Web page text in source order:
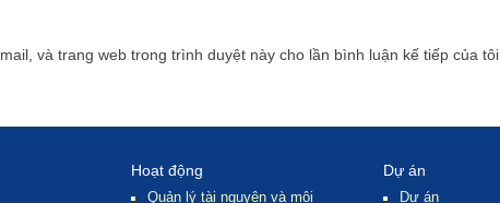
và trang web trong trình duyệt này cho lần bình luận kế tiếp của tôi.
Hoạt động
Quản lý tài nguyên và môi
Dự án
Dự án